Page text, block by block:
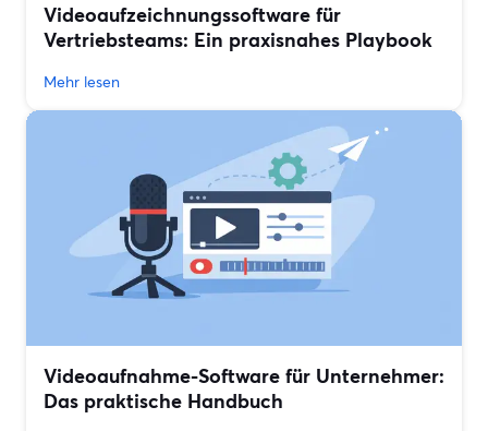
Videoaufzeichnungssoftware für
Vertriebsteams: Ein praxisnahes Playbook
Mehr lesen
Videoaufnahme-Software für Unternehmer:
Das praktische Handbuch